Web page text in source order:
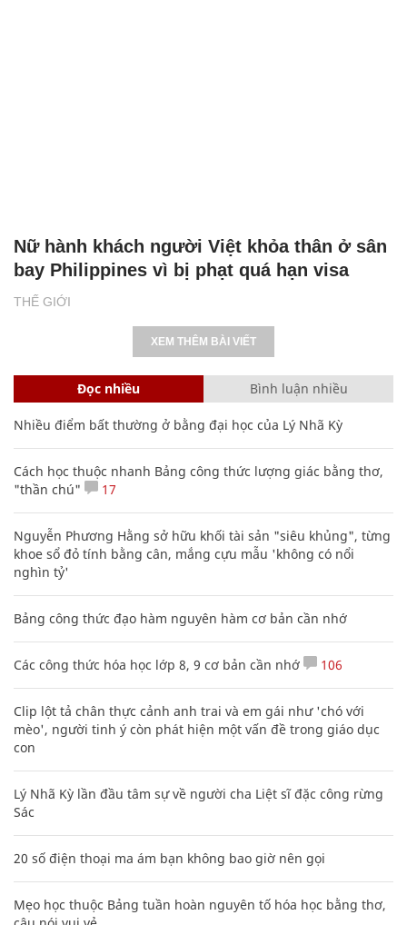
THẾ GIỚI
Nữ hành khách người Việt khỏa thân ở sân
bay Philippines vì bị phạt quá hạn visa
XEM THÊM BÀI VIẾT
Đọc nhiều Bình luận nhiều
Nhiều điểm bất thường ở bằng đại học của Lý Nhã Kỳ
Cách học thuộc nhanh Bảng công thức lượng giác bằng thơ,
"thần chú"
17
Nguyễn Phương Hằng sở hữu khối tài sản "siêu khủng", từng
khoe sổ đỏ tính bằng cân, mắng cựu mẫu 'không có nổi
nghìn tỷ'
Bảng công thức đạo hàm nguyên hàm cơ bản cần nhớ
Các công thức hóa học lớp 8, 9 cơ bản cần nhớ 106
Clip lột tả chân thực cảnh anh trai và em gái như 'chó với
mèo', người tinh ý còn phát hiện một vấn đề trong giáo dục
con
Lý Nhã Kỳ lần đầu tâm sự về người cha Liệt sĩ đặc công rừng
Sác
20 số điện thoại ma ám bạn không bao giờ nên gọi
Mẹo học thuộc Bảng tuần hoàn nguyên tố hóa học bằng thơ,